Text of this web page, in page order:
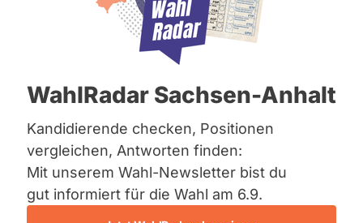
Bremen
Hamburg
Mecklenburg-Vorpommern
Nordrhein-Westfalen
Saarland
Sachsen
Sachsen-Anhalt
Sachsen-Anhalt
Schleswig-Holstein
Thüringen
WahlRadar Sachsen-Anhalt
Kandidierende checken, Positionen
vergleichen, Antworten finden:
Mit unserem Wahl-Newsletter bist du
gut informiert für die Wahl am 6.9.
weil
09.09.2022
Sehr geehrter Herr Grupe, was ist Ihre
Meinung zum Bau des Ith-Tunnels
angesichts der hohen CO2 - Werte im
Verkehrssektor?
Antwort 05.10.2022 vonHermann Grupe
FDP